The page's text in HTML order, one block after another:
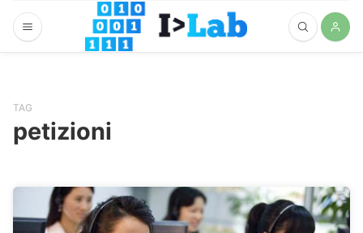
TAG
petizioni